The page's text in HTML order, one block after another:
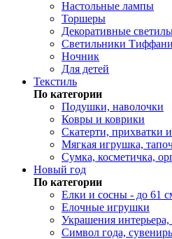
Настольные лампы
Торшеры
Декоративные
Светильники Тиффани
Ночник
Для детей
Текстиль
По категории
Подушки, наволочки
Ковры и коврики
Скатерти, прихватки
Мягкая игрушка,
Сумка, косметичка,
Новый год
По категории
Елки и сосны - до 61
Елочные игрушки
Украшения интерьера,
Символ года,